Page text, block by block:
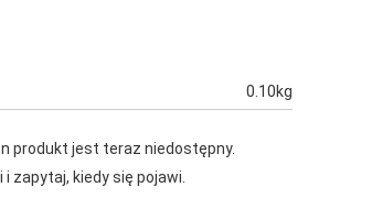
0.10kg
produkt jest teraz niedostępny.
zapytaj, kiedy się pojawi.